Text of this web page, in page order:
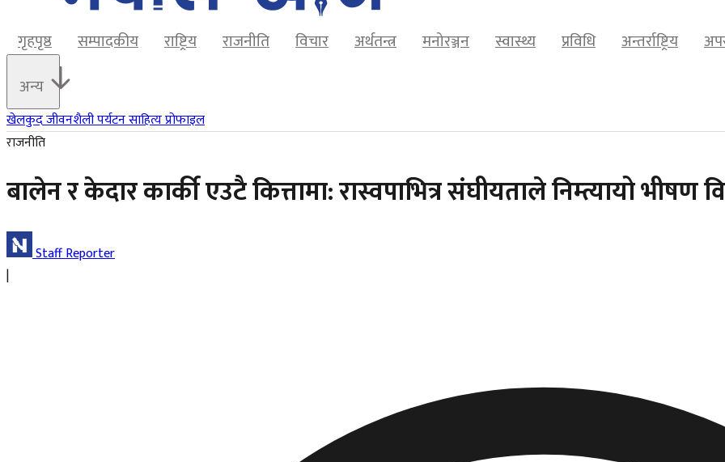
गृहपृष्ठ सम्पादकीय राष्ट्रिय राजनीति विचार अर्थतन्त्र मनोरञ्जन स्वास्थ्य प्रविधि अन्तर्राष्ट्रिय
अन्य
खेलकुदजीवनशैलीपर्यटनसाहित्यप्रोफाइल
राजनीति
बालेन र केदार कार्की एउटै कित्तामा: रास्वपाभित्र संघीयताले निम्त्यायो भीषण
Staff Reporter
|